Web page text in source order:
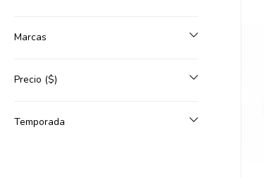
Marcas
Precio ($)
Temporada